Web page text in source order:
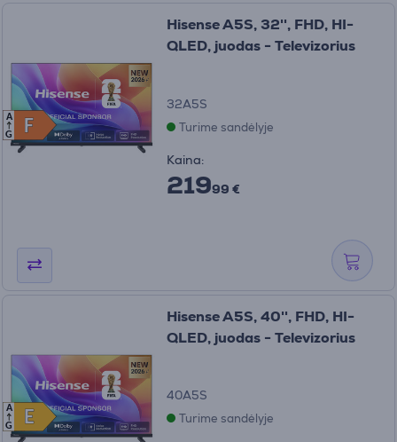
F
F
A
G
Hisense A5S, 32'', FHD, HI-
QLED, juodas - Televizorius
32A5S
Turime sandėlyje
Kaina:
21999 €
E
E
A
G
Hisense A5S, 40'', FHD, HI-
QLED, juodas - Televizorius
40A5S
Turime sandėlyje